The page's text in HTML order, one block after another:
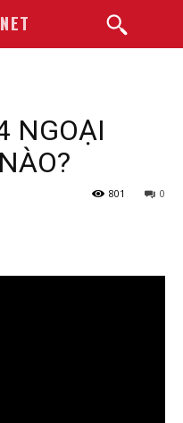
NET
NGOẠI
0
801